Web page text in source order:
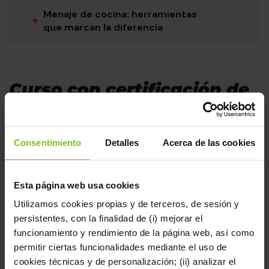
Consentimiento Detalles Acerca de las cookies
Esta página web usa cookies
Utilizamos cookies propias y de terceros, de sesión y
persistentes, con la finalidad de (i) mejorar el
funcionamiento y rendimiento de la página web, así como
permitir ciertas funcionalidades mediante el uso de
cookies técnicas y de personalización; (ii) analizar el
+ Menaje de cocina: herramientas
que marcan la diferencia
Curso con certificación de
Este curso ha sido creado para cumplir con los niveles
de calidad de Penguin Random House Grupo Editorial. Al
finalizar el curso recibirás un certificado que acredita tu
Metodología en vídeo: